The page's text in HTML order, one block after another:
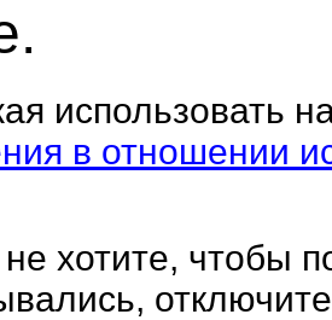
использовать
в отношении
хотите, чтобы